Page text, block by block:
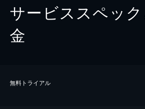
サービススペッ
金
無料トライアル